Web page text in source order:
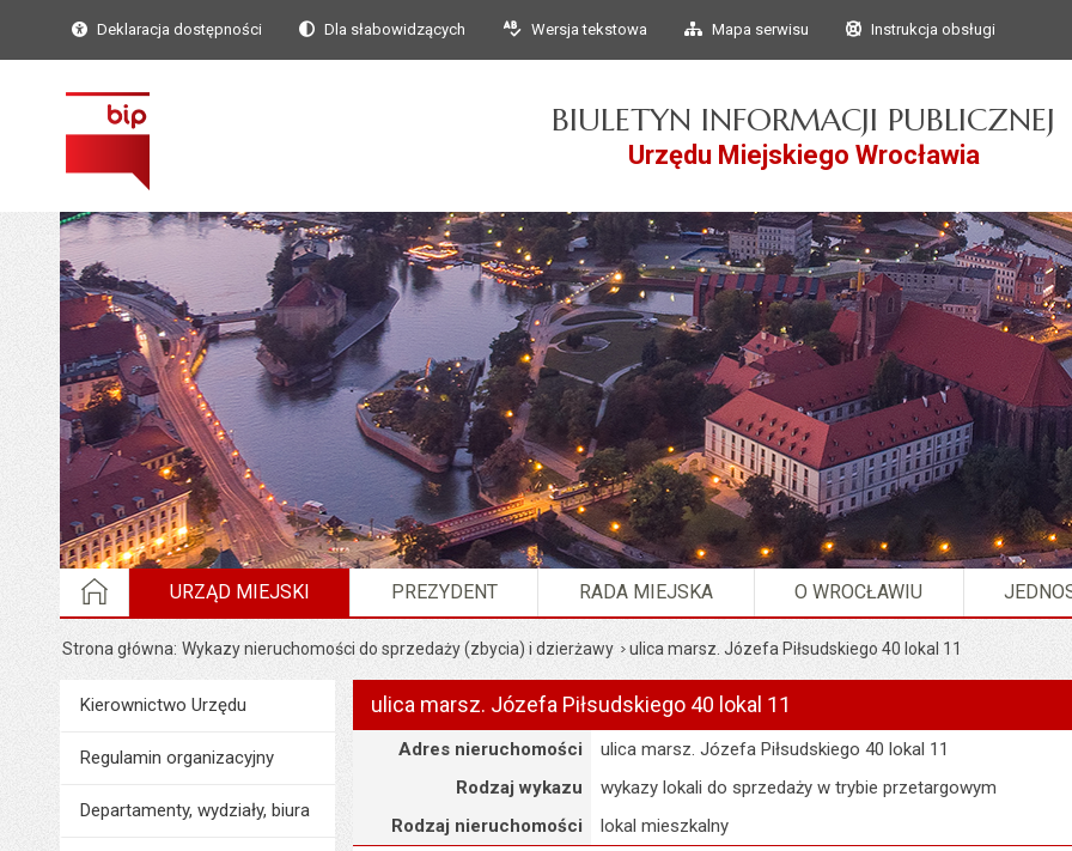
Przejdź do głównego
Przejdź do treści
Deklaracja dostępności Dla słabowidzących Wersja tekstowa Mapa serwisu Instrukcja obsługi
BIULETYN INFORMACJI PUBLICZNEJ
Urzędu Miejskiego Wrocławia
STRONA GŁÓWNA
URZĄD MIEJSKI PREZYDENT RADA MIEJSKA O WROCŁAWIU
Strona główna Wykazy nieruchomości do sprzedaży (zbycia) i dzierżawy ulica marsz. Józefa Piłsudskiego 40 lokal 11
MenuUrząd Miejski
Kierownictwo Urzędu
Regulamin organizacyjny
Departamenty, wydziały, biura
ulica marsz. Józefa Piłsudskiego 40 lokal 11
SzczegółyAdres nieruchomości
ulica marsz. Józefa Piłsudskiego 40 lokal 11
Rodzaj wykazu
wykazy lokali do sprzedaży w trybie przetargowym
Rodzaj nieruchomości
lokal mieszkalny